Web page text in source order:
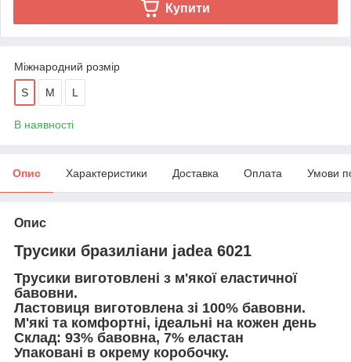
Купити
Міжнародний розмір
S M L
В наявності
Опис Характеристики Доставка Оплата Умови
Опис
Трусики бразиліани jadea 6021
Трусики виготовлені з м'якої еластичної
бавовни.
Ластовиця виготовлена зі 100% бавовни.
М'які та комфортні, ідеальні на кожен день
Склад: 93% бавовна, 7% еластан
Упаковані в окрему коробочку.